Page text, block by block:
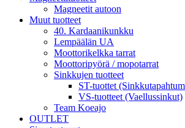
Magneetit autoon
Muut tuotteet
40. Kardaanikunkku
Lempäälän UA
Moottorikelkka tarrat
Moottoripyörä / mopotarrat
Sinkkujen tuotteet
ST-tuottet
VS-tuotteet (Vaellussinkut)
Team Koeajo
OUTLET